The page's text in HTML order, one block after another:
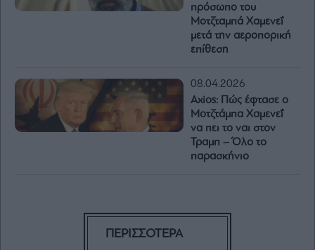
πρόσωπο του
Μοτζταμπά Χαμενεΐ
μετά την αεροπορική
επίθεση
08.04.2026
Axios: Πώς έφτασε ο
Μοτζτάμπα Χαμενεΐ
να πει το ναι στον
Τραμπ – Όλο το
παρασκήνιο
ΠΕΡΙΣΣΟΤΕΡΑ